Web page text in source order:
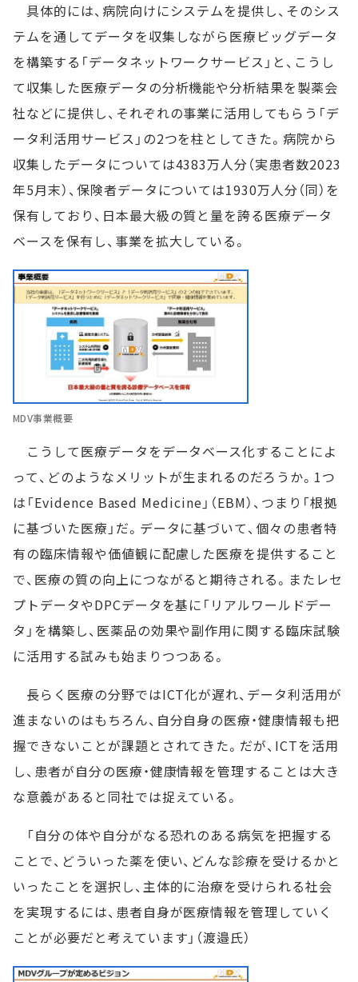
具体的には、病院向けにシステムを提供し、そのシス
テムを通してデータを収集しながら医療ビッグデータ
を構築する「データネットワークサービス」と、こうし
て収集した医療データの分析機能や分析結果を製薬会
社などに提供し、それぞれの事業に活用してもらう「デ
ータ利活用サービス」の2つを柱としてきた。病院から
収集したデータについては4383万人分（実患者数2023
年5月末）、保険者データについては1930万人分（同）を
保有しており、日本最大級の質と量を誇る医療データ
ベースを保有し、事業を拡大している。
MDV事業概要
こうして医療データをデータベース化することによ
って、どのようなメリットが生まれるのだろうか。1つ
は「Evidence Based Medicine」（EBM）、つまり「根拠
に基づいた医療」だ。データに基づいて、個々の患者特
有の臨床情報や価値観に配慮した医療を提供すること
で、医療の質の向上につながると期待される。またレセ
プトデータやDPCデータを基に「リアルワールドデー
タ」を構築し、医薬品の効果や副作用に関する臨床試験
に活用する試みも始まりつつある。
長らく医療の分野ではICT化が遅れ、データ利活用が
進まないのはもちろん、自分自身の医療・健康情報も把
握できないことが課題とされてきた。だが、ICTを活用
し、患者が自分の医療・健康情報を管理することは大き
な意義があると同社では捉えている。
「自分の体や自分がなる恐れのある病気を把握する
ことで、どういった薬を使い、どんな診療を受けるかと
いったことを選択し、主体的に治療を受けられる社会
を実現するには、患者自身が医療情報を管理していく
ことが必要だと考えています」（渡邉氏）